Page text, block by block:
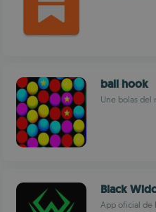
ball hook
Une bolas del
Black
App oficial de